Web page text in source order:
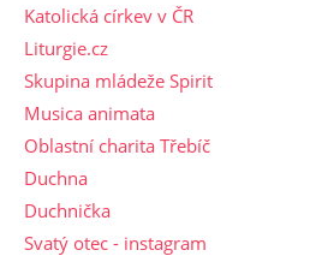
Katolická církev v ČR
Liturgie.cz
Skupina mládeže Spirit
Musica animata
Oblastní charita Třebíč
Duchna
Duchnička
Svatý otec - instagram